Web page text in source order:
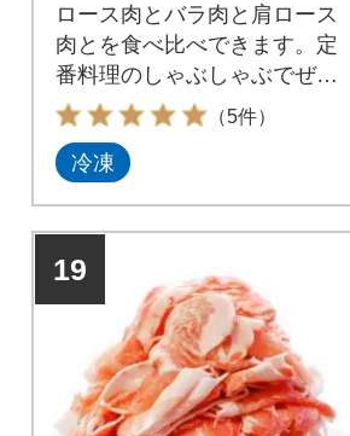
ロース肉とバラ肉と肩ロース
肉とを食べ比べできます。定
番料理のしゃぶしゃぶでぜひ
お召し上がりください。
（5件）
冷凍
19